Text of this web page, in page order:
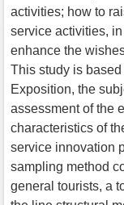
activities; how to
service activities,
enhance the
This study is
Exposition, the
assessment of the
characteristics of
service innovation
sampling method
general tourists, a